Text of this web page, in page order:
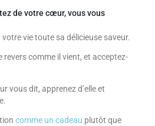
de votre cœur, vous vous
vie toute sa délicieuse saveur.
revers comme il vient, et acceptez-
vous dit, apprenez d’elle et
comme un cadeau plutôt que